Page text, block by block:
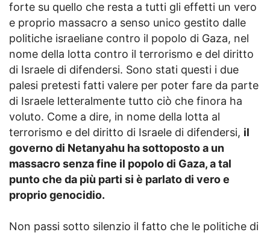
forte su quello che resta a tutti gli effetti un vero
e proprio massacro a senso unico gestito dalle
politiche israeliane contro il popolo di Gaza, nel
nome della lotta contro il terrorismo e del diritto
di Israele di difendersi. Sono stati questi i due
palesi pretesti fatti valere per poter fare da parte
di Israele letteralmente tutto ciò che finora ha
voluto. Come a dire, in nome della lotta al
terrorismo e del diritto di Israele di difendersi, il
governo di Netanyahu ha sottoposto a un
massacro senza fine il popolo di Gaza, a tal
punto che da più parti si è parlato di vero e
proprio genocidio.
Non passi sotto silenzio il fatto che le politiche di